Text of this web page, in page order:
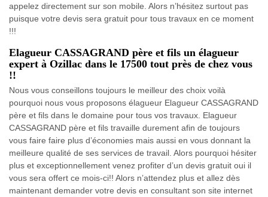
appelez directement sur son mobile. Alors n’hésitez surtout pas
puisque votre devis sera gratuit pour tous travaux en ce moment
!!!
Elagueur CASSAGRAND père et fils un élagueur
expert à Ozillac dans le 17500 tout près de chez vous
!!
Nous vous conseillons toujours le meilleur des choix voilà
pourquoi nous vous proposons élagueur Elagueur CASSAGRAND
père et fils dans le domaine pour tous vos travaux. Elagueur
CASSAGRAND père et fils travaille durement afin de toujours
vous faire faire plus d’économies mais aussi en vous donnant la
meilleure qualité de ses services de travail. Alors pourquoi hésiter
plus et exceptionnellement venez profiter d’un devis gratuit oui il
vous sera offert ce mois-ci!! Alors n’attendez plus et allez dès
maintenant demander votre devis en consultant son site internet